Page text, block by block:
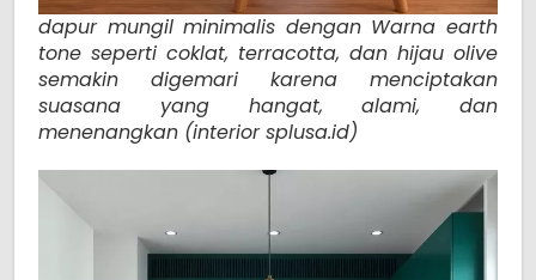
dapur mungil minimalis dengan Warna earth
tone seperti coklat, terracotta, dan hijau olive
semakin digemari karena menciptakan
suasana yang hangat, alami, dan
menenangkan (interior splusa.id)